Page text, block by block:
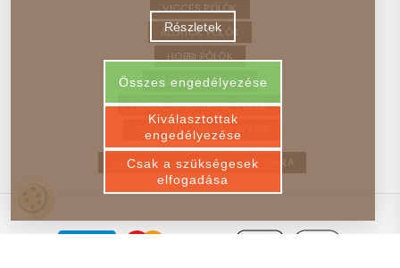
VICCES PÓLÓK
ÁLLATOK PÓLÓK
HOBBI PÓLÓK
JÁRMŰVEK PÓLÓK
FILMEK, SOROZATOK PÓLÓK
ABSZTRAKT, ELVONT PÓLÓK
EGYEDI PÓLÓ – VISSZA A FŐOLDALRA
Részletek
Összes engedélyezése
Kiválasztottak
engedélyezése
Csak a szükségesek
elfogadása